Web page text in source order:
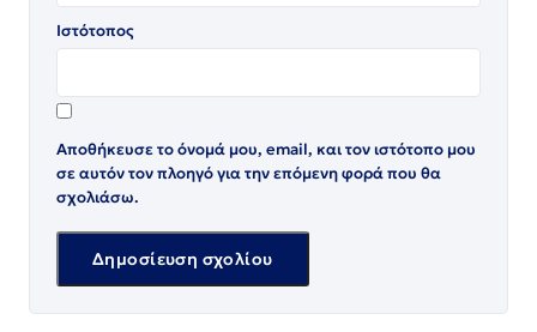
Ιστότοπος
Αποθήκευσε το όνομά μου, email, και τον ιστότοπο μου
σε αυτόν τον πλοηγό για την επόμενη φορά που θα
σχολιάσω.